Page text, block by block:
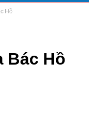
Hồ
Bác Hồ